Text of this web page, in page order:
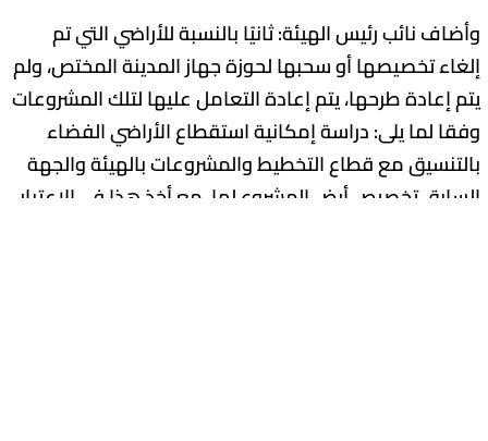
وأضاف نائب رئيس الهيئة: ثانيًا بالنسبة للأراضي التي تم
إلغاء تخصيصها أو سحبها لحوزة جهاز المدينة المختص، ولم
يتم إعادة طرحها، يتم إعادة التعامل عليها لتلك المشروعات
وفقا لما يلى: دراسة إمكانية استقطاع الأراضي الفضاء
بالتنسيق مع قطاع التخطيط والمشروعات بالهيئة والجهة
السابق تخصيص أرض المشروع لها، مع أخذ هذا في الاعتبار